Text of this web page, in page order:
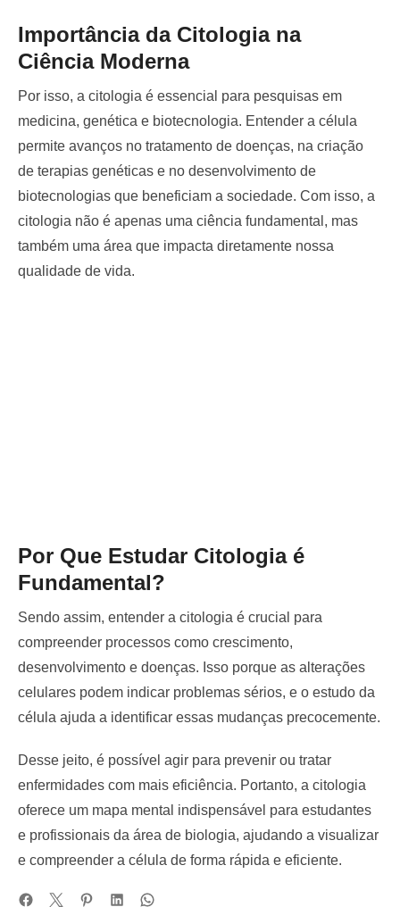
Importância da Citologia na
Ciência Moderna
Por isso, a citologia é essencial para pesquisas em
medicina, genética e biotecnologia. Entender a célula
permite avanços no tratamento de doenças, na criação
de terapias genéticas e no desenvolvimento de
biotecnologias que beneficiam a sociedade. Com isso, a
citologia não é apenas uma ciência fundamental, mas
também uma área que impacta diretamente nossa
qualidade de vida.
Por Que Estudar Citologia é
Fundamental?
Sendo assim, entender a citologia é crucial para
compreender processos como crescimento,
desenvolvimento e doenças. Isso porque as alterações
celulares podem indicar problemas sérios, e o estudo da
célula ajuda a identificar essas mudanças precocemente.
Desse jeito, é possível agir para prevenir ou tratar
enfermidades com mais eficiência. Portanto, a citologia
oferece um mapa mental indispensável para estudantes
e profissionais da área de biologia, ajudando a visualizar
e compreender a célula de forma rápida e eficiente.